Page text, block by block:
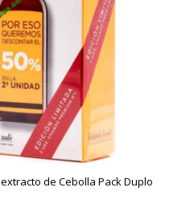
de Cebolla Pack Duplo